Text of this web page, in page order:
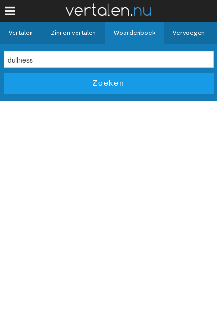
Vertalen Zinnen vertalen Woordenboek Vervoegen